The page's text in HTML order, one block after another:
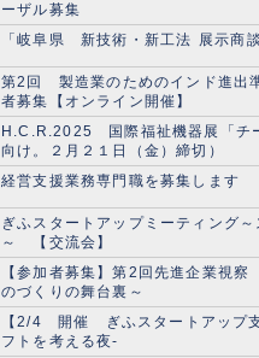
ーザル募集
「岐阜県 新技術・新工法 展示
第2回 製造業のためのインド進
者募集【オンライン開催】
H.C.R.2025 国際福祉機器展「チ
向け。２月２１日（金）締切）
経営支援業務専門職を募集します
ぎふスタートアップミーティング
～ 【交流会】
【参加者募集】第2回先進企業視
のづくりの舞台裏～
【2/4 開催 ぎふスタートアップ
フトを考える夜-